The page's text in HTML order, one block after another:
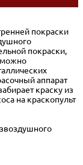
покраски
покраски,
можно
аппарат
краску из
на краскопульт